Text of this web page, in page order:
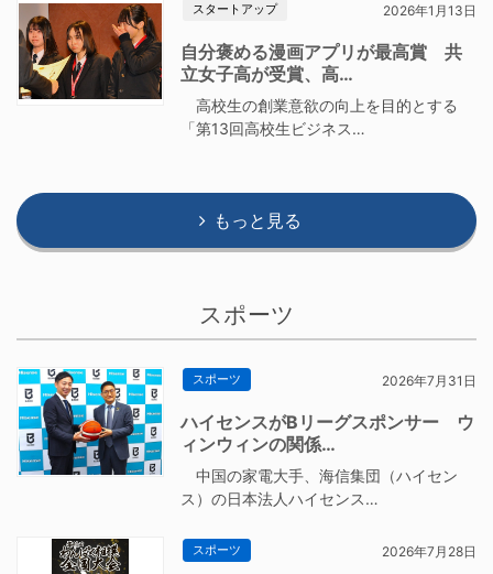
スタートアップ 2026年1月13日
自分褒める漫画アプリが最高賞 共
立女子高が受賞、高…
高校生の創業意欲の向上を目的とする
「第13回高校生ビジネス…
もっと見る
スポーツ
スポーツ 2026年7月31日
ハイセンスがBリーグスポンサー ウ
ィンウィンの関係…
中国の家電大手、海信集団（ハイセン
ス）の日本法人ハイセンス…
スポーツ 2026年7月28日